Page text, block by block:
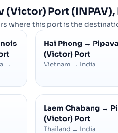
(Victor) Port (INPAV),
where this port is the
→
Hai Phong →
(Victor) Port
Vietnam → India
Laem Chabang →
(Victor) Port
Thailand → India